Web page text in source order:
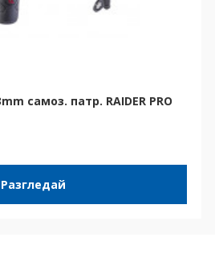
самоз. патр. RAIDER PRO
Разгледай